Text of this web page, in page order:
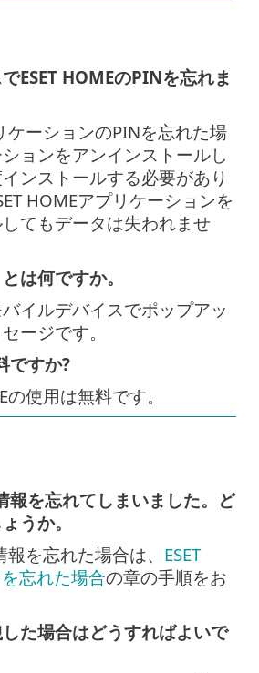
ESET HOMEのPINを忘れま
ケーションのPINを忘れた場
ョンをアンインストールし
ンストールする必要があり
HOMEアプリケーションを
てもデータは失われませ
は何ですか。
イルデバイスでポップアッ
ージです。
ですか?
の使用は無料です。
報を忘れてしまいました。ど
うか。
報を忘れた場合は、 ESET
忘れた場合の章の手順をお
た場合はどうすればよいで